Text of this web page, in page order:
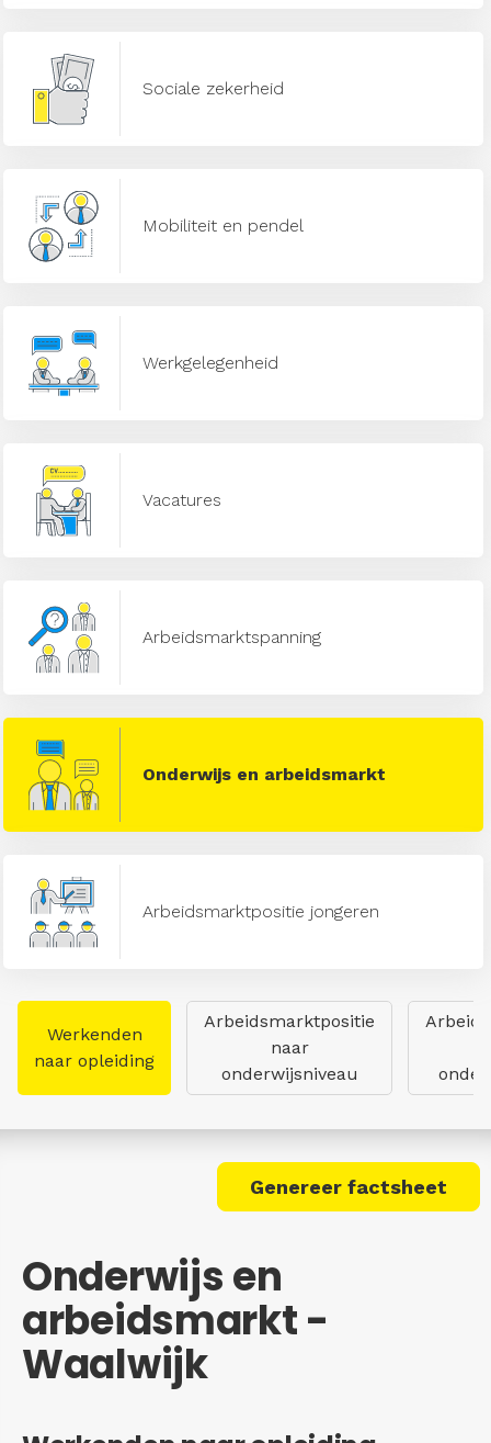
Sociale zekerheid
Mobiliteit en pendel
Werkgelegenheid
Vacatures
Arbeidsmarktspanning
Onderwijs en arbeidsmarkt
Arbeidsmarktpositie jongeren
Werkenden
naar opleiding
Arbeidsmarktpositie
naar
onderwijsniveau
Genereer factsheet
Onderwijs en
arbeidsmarkt -
Waalwijk